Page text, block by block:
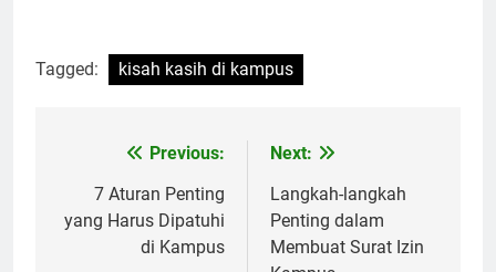
Tagged: kisah kasih di kampus
navigation
Previous:
7 Aturan Penting
yang Harus Dipatuhi
di Kampus
Next:
Langkah-langkah
Penting dalam
Membuat Surat Izin